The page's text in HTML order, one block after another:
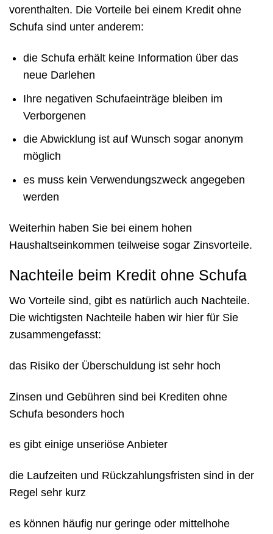
vorenthalten. Die Vorteile bei einem Kredit ohne
Schufa sind unter anderem:
die Schufa erhält keine Information über das
neue Darlehen
Ihre negativen Schufaeinträge bleiben im
Verborgenen
die Abwicklung ist auf Wunsch sogar anonym
möglich
es muss kein Verwendungszweck angegeben
werden
Weiterhin haben Sie bei einem hohen
Haushaltseinkommen teilweise sogar Zinsvorteile.
Nachteile beim Kredit ohne Schufa
Wo Vorteile sind, gibt es natürlich auch Nachteile.
Die wichtigsten Nachteile haben wir hier für Sie
zusammengefasst:
das Risiko der Überschuldung ist sehr hoch
Zinsen und Gebühren sind bei Krediten ohne
Schufa besonders hoch
es gibt einige unseriöse Anbieter
die Laufzeiten und Rückzahlungsfristen sind in der
Regel sehr kurz
es können häufig nur geringe oder mittelhohe